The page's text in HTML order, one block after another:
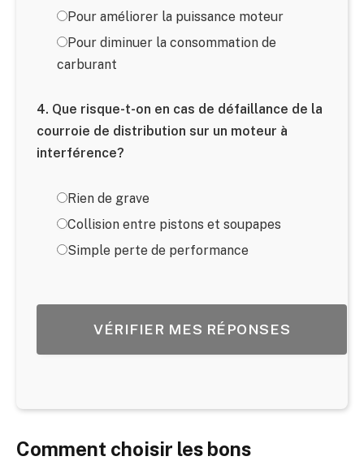
Pour améliorer la puissance moteur
Pour diminuer la consommation de
carburant
4. Que risque-t-on en cas de défaillance de la
courroie de distribution sur un moteur à
interférence?
Rien de grave
Collision entre pistons et soupapes
Simple perte de performance
VÉRIFIER MES RÉPONSES
Comment choisir les bons